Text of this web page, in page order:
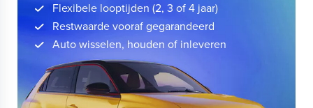
Flexibele looptijden (2, 3 of 4 jaar)
Restwaarde vooraf gegarandeerd
Auto wisselen, houden of inleveren